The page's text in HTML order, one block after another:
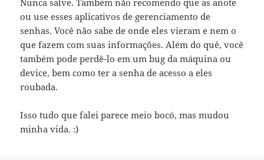
ou use esses aplicativos de gerenciamento de
senhas. Você não sabe de onde eles vieram e nem o
que fazem com suas informações. Além do quê, você
também pode perdê-lo em um bug da máquina ou
device, bem como ter a senha de acesso a eles
roubada.
Isso tudo que falei parece meio bocó, mas mudou
minha vida. :)